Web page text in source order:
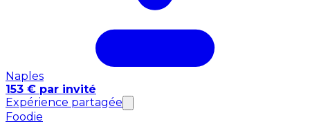
Naples
153 € par invité
Expérience partagée
Foodie